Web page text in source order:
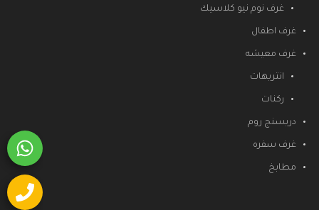
غرف نوم نيو كلاسيك
غرف اطفال
غرف معيشه
انتريهات
ركنات
دريسنج روم
غرف سفره
مطابخ